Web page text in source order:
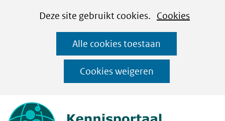
CookiesDeze site gebruikt cookies. Cookies
op
Alle cookies toestaan
Cookies weigeren
Ga
naar
de
inhoud